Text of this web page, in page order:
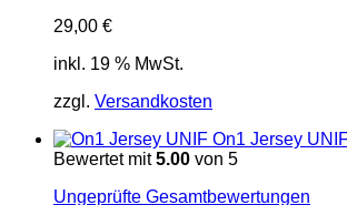
29,00 €
inkl. 19 % MwSt.
zzgl. Versandkosten
On1 Jersey
Bewertet mit5.00 von 5
Ungeprüfte Gesamtbewertungen